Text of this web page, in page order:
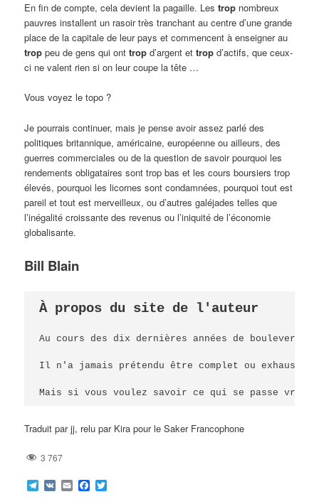
En fin de compte, cela devient la pagaille. Lestrop nombreux
pauvres installent un rasoir très tranchant au centre d’une grande
place de la capitale de leur pays et commencent à enseigner au
trop peu de gens qui onttrop d’argent ettrop d’actifs, que ceux-
ci ne valent rien si on leur coupe la tête …
Vous voyez le topo ?
Je pourrais continuer, mais je pense avoir assez parlé des
politiques britannique, américaine, européenne ou ailleurs, des
guerres commerciales ou de la question de savoir pourquoi les
rendements obligataires sont trop bas et les cours boursiers trop
élevés, pourquoi les licornes sont condamnées, pourquoi tout est
pareil et tout est merveilleux, ou d’autres galéjades telles que
l’inégalité croissante des revenus ou l’iniquité de l’économie
globalisante.
Bill Blain
À propos du site de l'auteur
Au cours des dix dernières années de
Il n'a jamais prétendu être complet ou
Mais si vous voulez savoir ce qui se passe
Traduit par jj, relu par Kira pour le Saker Francophone
3 767
Telegram
VK EmailFacebook